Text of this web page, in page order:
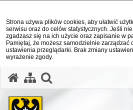
Strona używa plików cookies, aby ułatwić
serwisu oraz do celów statystycznych. Jeśli
zgadzasz się na ich użycie oraz zapisanie w
Pamiętaj, że możesz samodzielnie zarządzać
ustawienia przeglądarki. Brak zmiany
wyrażenie zgody.